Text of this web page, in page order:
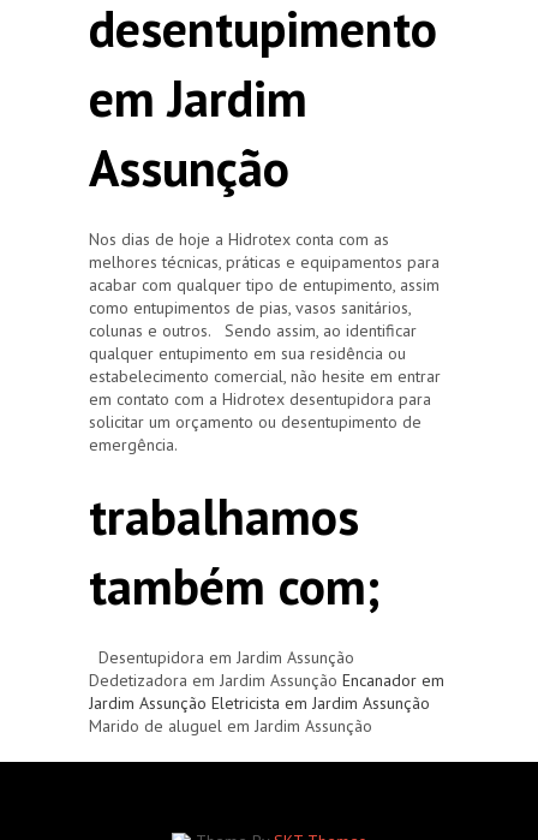
desentupimento
em Jardim
Assunção
Nos dias de hoje a Hidrotex conta com as
melhores técnicas, práticas e equipamentos para
acabar com qualquer tipo de entupimento, assim
como entupimentos de pias, vasos sanitários,
colunas e outros. Sendo assim, ao identificar
qualquer entupimento em sua residência ou
estabelecimento comercial, não hesite em entrar
em contato com a Hidrotex desentupidora para
solicitar um orçamento ou desentupimento de
emergência.
trabalhamos
também com;
Desentupidora em Jardim Assunção
Dedetizadora em Jardim Assunção Encanador em
Jardim Assunção Eletricista em Jardim Assunção
Marido de aluguel em Jardim Assunção